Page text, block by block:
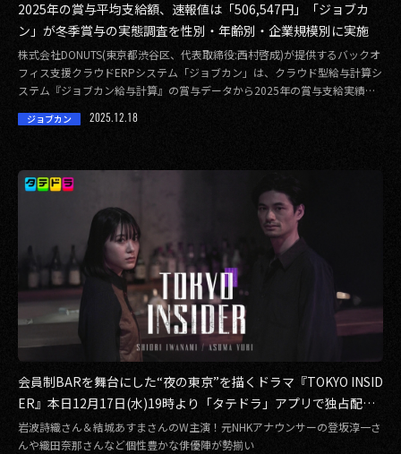
2025年の賞与平均支給額、速報値は「506,547円」「ジョブカ
ン」が冬季賞与の実態調査を性別・年齢別・企業規模別に実施
株式会社DONUTS(東京都渋谷区、代表取締役:西村啓成)が提供するバックオ
フィス支援クラウドERPシステム「ジョブカン」は、クラウド型給与計算シ
ステム『ジョブカン給与計算』の賞与データから2025年の賞与支給実績を
ジョブカン 2025.12.18
会員制BARを舞台にした“夜の東京”を描くドラマ『TOKYO INSID
ER』本日12月17日(水)19時より「タテドラ」アプリで独占配信
スタート
岩波詩織さん＆結城あすまさんのW主演！元NHKアナウンサーの登坂淳一さ
んや織田奈那さんなど個性豊かな俳優陣が勢揃い